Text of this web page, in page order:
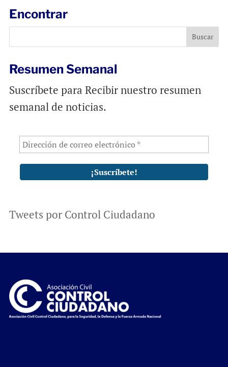
o
k
p
Encontrar
Resumen Semanal
Suscríbete para Recibir nuestro resumen
semanal de noticias.
Tweets por Control Ciudadano